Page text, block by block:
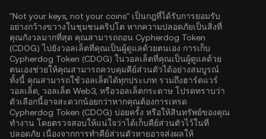
"Not your keys, not your coins" เป็นกฎที่ได้รับการยอมรับ
อย่างกว้างขวางในชุมชนคริปโต หากความปลอดภัยเป็นสิ่งที่
คุณกังวลมากที่สุด คุณสามารถถอน Cypherdog Token
(CDOG) ไปยังวอลเล็ตที่คุณเป็นผู้ดูแลด้วยตนเอง การเก็บ
Cypherdog Token (CDOG) ในวอลเล็ตที่คุณเป็นผู้ดูแลด้วย
ตนเองช่วยให้คุณสามารถควบคุมคีย์ส่วนตัวได้อย่างสมบูรณ์
ทั้งนี้ คุณสามารถใช้วอลเล็ตได้ทุกประเภท รวมถึงฮาร์ดแวร์
วอลเล็ต, วอลเล็ต Web3, หรือวอลเล็ตกระดาษ โปรดทราบว่า
ตัวเลือกนี้อาจสะดวกน้อยกว่าหากคุณต้องการเทรด
Cypherdog Token (CDOG) บ่อยครั้ง หรือให้สินทรัพย์ของคุณ
ทำงาน โดยตรวจสอบให้แน่ใจว่าได้เก็บคีย์ส่วนตัวไว้ในที่
ปลอดภัย เนื่องจากการทำคีย์ส่วนตัวหายอาจส่งผลให้